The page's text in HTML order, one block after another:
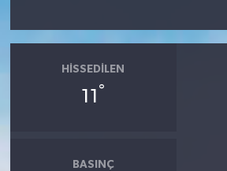
HISSEDILEN
11 °
BASINÇ